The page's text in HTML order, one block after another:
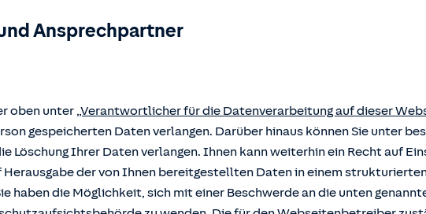
Ansprechpartner
oben unter „Verantwortlicher für die Datenverarbeitung auf dieser
gespeicherten Daten verlangen. Darüber hinaus können Sie unter
Löschung Ihrer Daten verlangen. Ihnen kann weiterhin ein Recht auf
Herausgabe der von Ihnen bereitgestellten Daten in einem
haben die Möglichkeit, sich mit einer Beschwerde an die unten